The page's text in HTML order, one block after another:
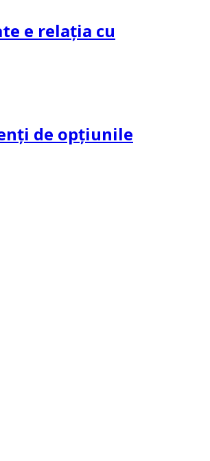
e relația cu
de opțiunile